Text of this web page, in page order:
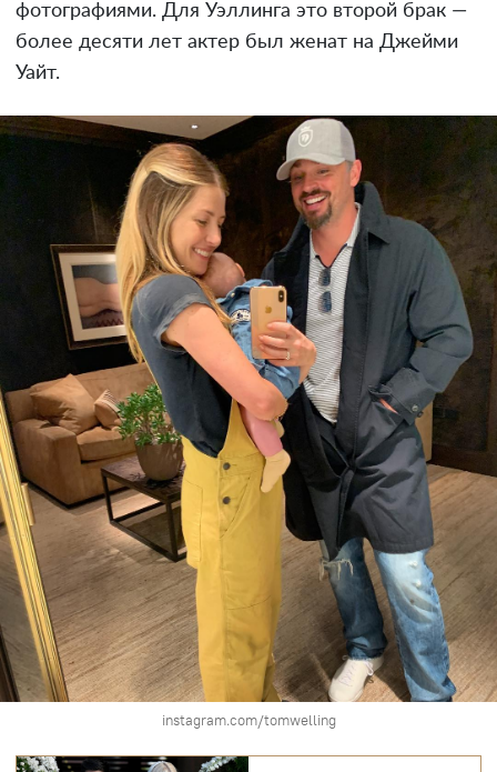
фотографиями. Для Уэллинга это второй брак —
более десяти лет актер был женат на Джейми
Уайт.
instagram.com/tomwelling